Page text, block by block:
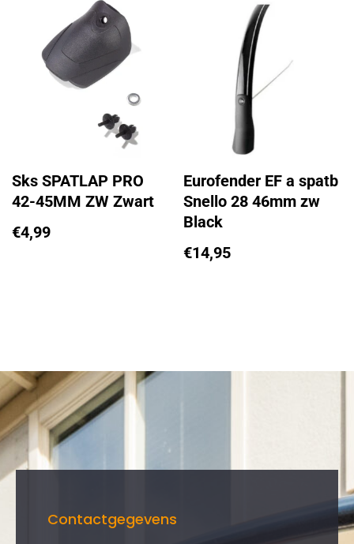
Sks SPATLAP PRO
42-45MM ZW Zwart
€4,99
Eurofender EF a spatb
Snello 28 46mm zw
Black
€14,95
Contactgegevens